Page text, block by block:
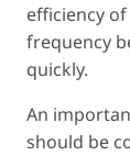
efficiency
frequency
quickly.
An
should be